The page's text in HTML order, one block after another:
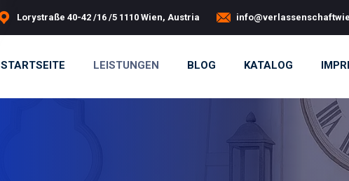
Lorystraße 40-42 /16 /5 1110 Wien, Austria
STARTSEITE LEISTUNGEN BLOG KATALOG